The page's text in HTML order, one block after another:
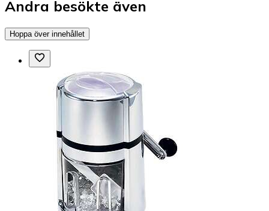
Andra besökte även
Hoppa över innehållet